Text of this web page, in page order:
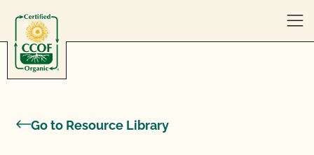
Go to Resource Library